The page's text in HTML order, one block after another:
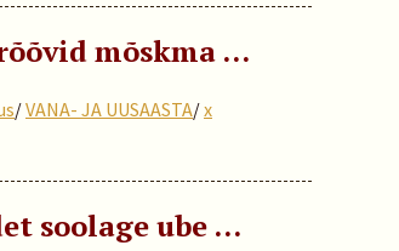
mõskma ...
/VANA- JA UUSAASTA/x
soolage ube …